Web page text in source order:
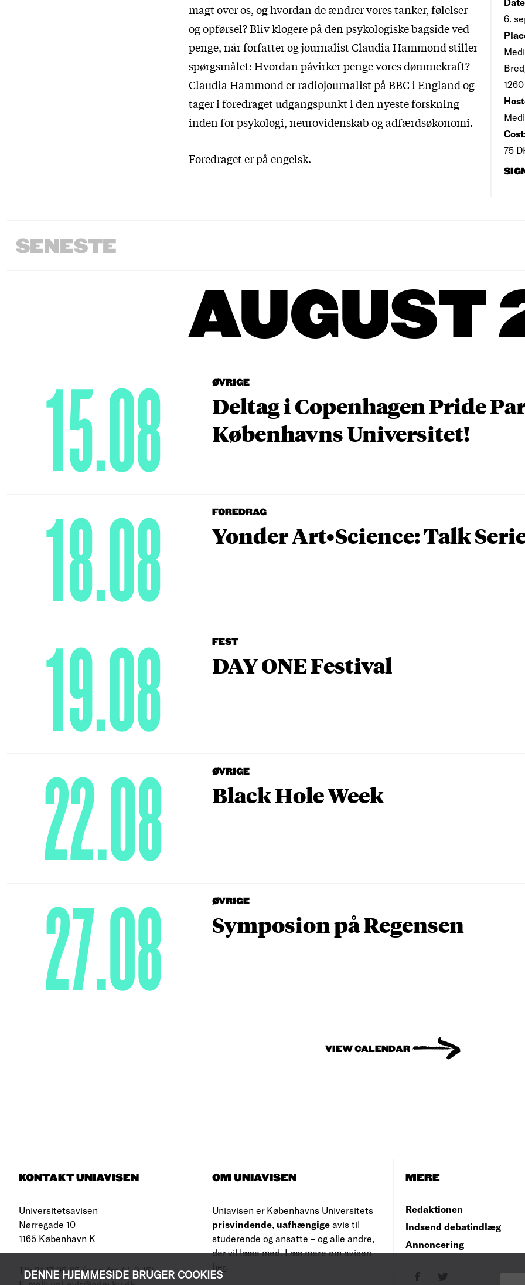
DENNE HJEMMESIDE BRUGER COOKIES
6.
75
magt over os, og hvordan de ændrer vores tanker, følelser
og opførsel? Bliv klogere på den psykologiske bagside ved
penge, når forfatter og journalist Claudia Hammond stiller
spørgsmålet: Hvordan påvirker penge vores dømmekraft?
Claudia Hammond er radiojournalist på BBC i England og
tager i foredraget udgangspunkt i den nyeste forskning
inden for psykologi, neurovidenskab og adfærdsøkonomi.
Foredraget er på engelsk.
SENESTE
AUGUST
ØVRIGE
Deltag i Copenhagen Pride
Københavns Universitet!
15.08
FOREDRAG
Yonder Art•Science: Talk
18.08
FEST
DAY ONE Festival
19.08
ØVRIGE
Black Hole Week
22.08
ØVRIGE
Symposion på Regensen
27.08
VIEW CALENDAR
KONTAKT UNIAVISEN
Universitetsavisen
Nørregade 10
1165 København K
Tlf: 21 17 95 65(man-fre kl. 9-15)
OM UNIAVISEN
Uniavisen er Københavns Universitets
prisvindende, uafhængige avis til
studerende og ansatte – og alle andre,
der vil læse med.Læs mere om avisen
her
MERE
Redaktionen
Indsend debatindlæg
Annoncering